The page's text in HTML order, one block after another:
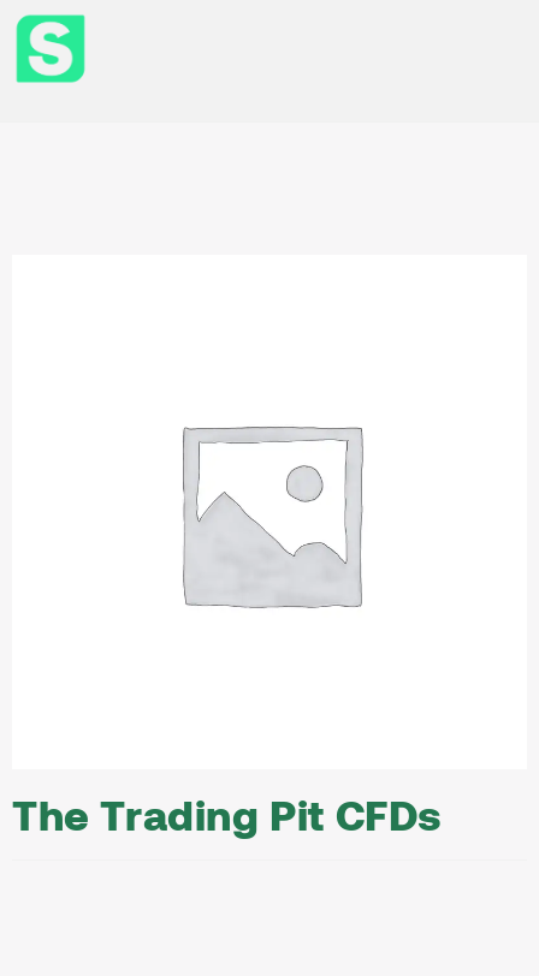
The Trading Pit CFDs